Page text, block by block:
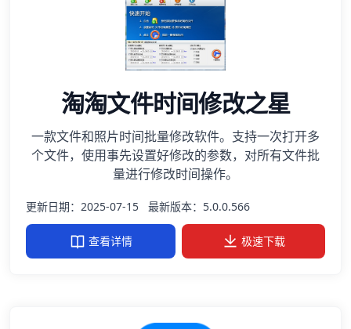
淘淘文件时间修改之星
一款文件和照片时间批量修改软件。支持一次打开多
个文件，使用事先设置好修改的参数，对所有文件批
量进行修改时间操作。
更新日期：2025-07-15 最新版本：5.0.0.566
查看详情 极速下载